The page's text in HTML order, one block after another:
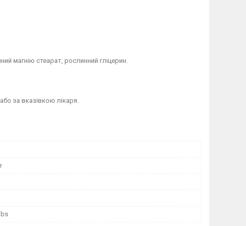
магнію стеарат, рослинний гліцерин.
за вказівкою лікаря.